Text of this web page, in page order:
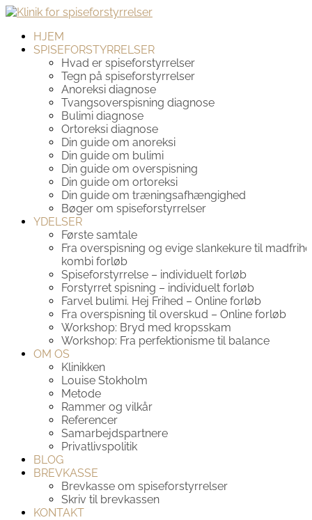
HJEM
SPISEFORSTYRRELSER
Hvad er spiseforstyrrelser
Tegn på spiseforstyrrelser
Anoreksi diagnose
Tvangsoverspisning diagnose
Bulimi diagnose
Ortoreksi diagnose
Din guide om anoreksi
Din guide om bulimi
Din guide om overspisning
Din guide om ortoreksi
Din guide om træningsafhængighed
Bøger om spiseforstyrrelser
YDELSER
Første samtale
Fra overspisning og evige slankekure til
kombi forløb
Spiseforstyrrelse – individuelt forløb
Forstyrret spisning – individuelt forløb
Farvel bulimi. Hej Frihed – Online forløb
Fra overspisning til overskud – Online forløb
Workshop: Bryd med kropsskam
Workshop: Fra perfektionisme til balance
OM OS
Klinikken
Louise Stokholm
Metode
Rammer og vilkår
Referencer
Samarbejdspartnere
Privatlivspolitik
BLOG
BREVKASSE
Brevkasse om spiseforstyrrelser
Skriv til brevkassen
KONTAKT